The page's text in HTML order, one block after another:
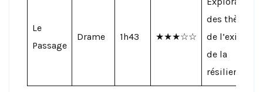
Le
Passage
Drame 1h43 ★★★☆☆
des thèmes
de l’exil et
de la
résilience.